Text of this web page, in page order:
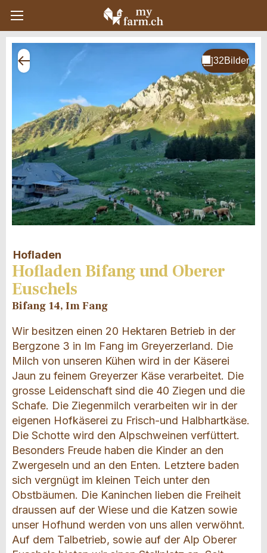
Hofladen
Hofladen Bifang und Oberer
Euschels
Bifang 14, Im Fang
Wir besitzen einen 20 Hektaren Betrieb in der
Bergzone 3 in Im Fang im Greyerzerland. Die
Milch von unseren Kühen wird in der Käserei
Jaun zu feinem Greyerzer Käse verarbeitet. Die
grosse Leidenschaft sind die 40 Ziegen und die
Schafe. Die Ziegenmilch verarbeiten wir in der
eigenen Hofkäserei zu Frisch-und Halbhartkäse.
Die Schotte wird den Alpschweinen verfüttert.
Besonders Freude haben die Kinder an den
Zwergeseln und an den Enten. Letztere baden
sich vergnügt im kleinen Teich unter den
Obstbäumen. Die Kaninchen lieben die Freiheit
draussen auf der Wiese und die Katzen sowie
unser Hofhund werden von uns allen verwöhnt.
Auf dem Talbetrieb, sowie auf der Alp Oberer